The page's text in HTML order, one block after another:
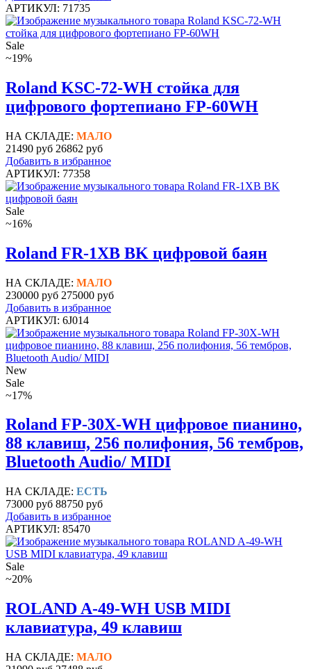
АРТИКУЛ: 71735
Sale
~19%
Roland KSC-72-WH стойка для
цифрового фортепиано FP-60WH
НА СКЛАДЕ: МАЛО
21490 руб 26862 руб
Добавить в избранное
АРТИКУЛ: 77358
Sale
~16%
Roland FR-1XB BK цифровой баян
НА СКЛАДЕ: МАЛО
230000 руб 275000 руб
Добавить в избранное
АРТИКУЛ: 6J014
New
Sale
~17%
Roland FP-30X-WH цифровое пианино,
88 клавиш, 256 полифония, 56 тембров,
Bluetooth Audio/ MIDI
НА СКЛАДЕ: ЕСТЬ
73000 руб 88750 руб
Добавить в избранное
АРТИКУЛ: 85470
Sale
~20%
ROLAND A-49-WH USB MIDI
клавиатура, 49 клавиш
НА СКЛАДЕ: МАЛО